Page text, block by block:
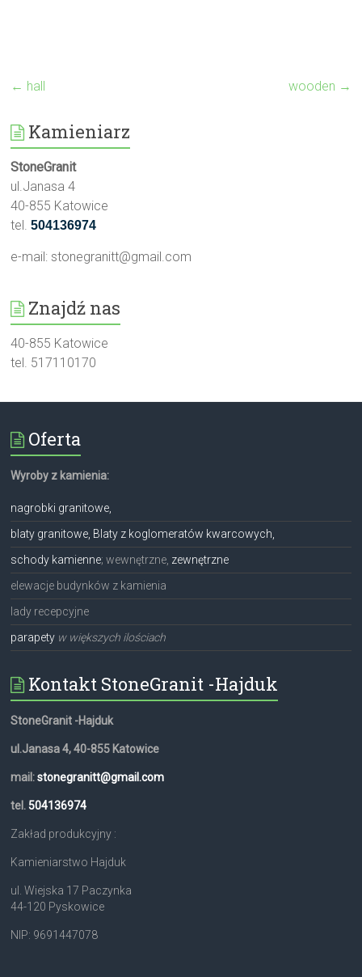
← hall wooden →
Kamieniarz
StoneGranit
ul.Janasa 4
40-855 Katowice
tel. 504136974
e-mail: stonegranitt@gmail.com
Znajdź nas
40-855 Katowice
tel. 517110170
Oferta
Wyroby z kamienia:
nagrobki granitowe,
blaty granitowe, Blaty z koglomeratów kwarcowych,
schody kamienne; wewnętrzne, zewnętrzne
elewacje budynków z kamienia
lady recepcyjne
parapety w większych ilościach
Kontakt StoneGranit -Hajduk
StoneGranit -Hajduk
ul.Janasa 4, 40-855 Katowice
mail:stonegranitt@gmail.com
tel. 504136974
Zakład produkcyjny :
Kamieniarstwo Hajduk
ul. Wiejska 17 Paczynka
44-120 Pyskowice
NIP: 9691447078